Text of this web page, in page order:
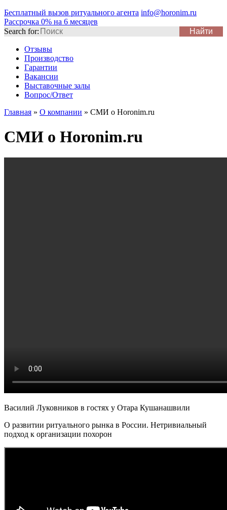
Бесплатный вызов ритуального агента info@horonim.ru
Рассрочка 0% на 6 месяцев
Search for:
Отзывы
Производство
Гарантии
Вакансии
Выставочные залы
Вопрос/Ответ
Главная » О компании » СМИ о Horonim.ru
СМИ о Horonim.ru
Василий Луковников в гостях у Отара Кушанашвили
О развитии ритуального рынка в России. Нетривиальный
подход к организации похорон